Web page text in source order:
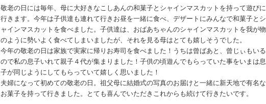
敬老の日には毎年、母に大好きなこしあんの和菓子とシャインマスカットを持って遊びに
行きます。今年は子供達も連れて行きお昼を一緒に食べ、デザートにみんなで和菓子とシ
ャインマスカットを食べました。子供達は、おばあちゃんのシャインマスカットを我が物
のように勢いよく食べてしまいましたが、それを見る母はとても嬉しそうでした。
今年の敬老の日は家族で実家に帰りお寿司を食べました！うちは曾ばあと、曾じぃもいる
ので私の息子いれて親子４代が集まりました！子供の頃遊んでもらっていた事をいまは息
子が同じようにしてもらっていて嬉しく思いました！
夫婦になって初めての敬老の日。祖父母に結婚式の写真のお届けと一緒に新天地で有名な
お菓子を持って行きました。とても喜んでいただきこれからも続けて行きたいです。